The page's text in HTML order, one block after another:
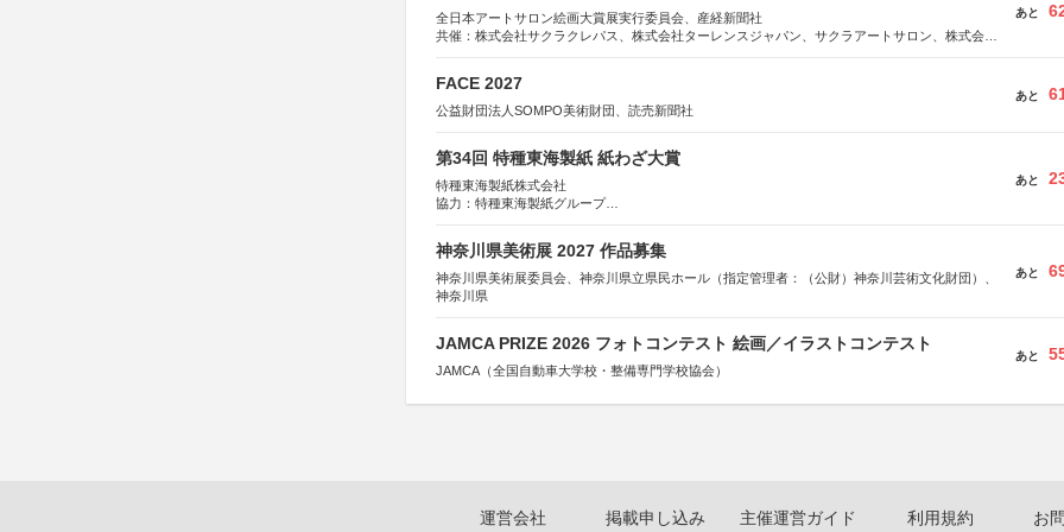
全日本アートサロン絵画大賞展実行委員会、産経新聞社
共催：株式会社サクラクレパス、株式会社ターレンスジャパン、サクラアートサロン、株式会社
あと
FACE 2027
公益財団法人SOMPO美術財団、読売新聞社
あと
第34回 特種東海製紙 紙わざ大賞
特種東海製紙株式会社
協力：特種東海製紙グループ
あと
神奈川県美術展 2027 作品募集
神奈川県美術展委員会、神奈川県立県民ホール（指定管理者：（公財）神奈川芸術文化財団）、
神奈川県
あと
JAMCA PRIZE 2026 フォトコンテスト 絵画／イラストコンテスト
JAMCA（全国自動車大学校・整備専門学校協会）
あと
運営会社 掲載申し込み 主催運営ガイド 利用規約 お